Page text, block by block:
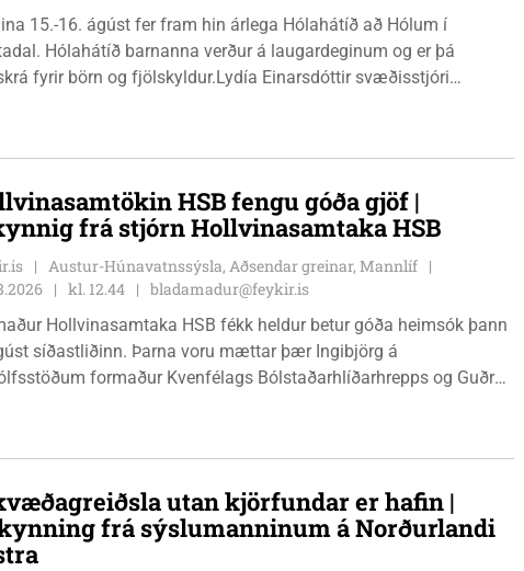
15.-16. ágúst fer fram hin árlega Hólahátíð að Hólum í
Hólahátíð barnanna verður á laugardeginum og er þá
fyrir börn og fjölskyldur.Lydía Einarsdóttir svæðisstjóri
HSB fengu góða gjöf |
frá stjórn Hollvinasamtaka HSB
Austur-Húnavatnssýsla, Aðsendar greinar, Mannlíf
kl. 12.44
bladamadur@feykir.is
Hollvinasamtaka HSB fékk heldur betur góða heimsók þann
síðastliðinn. Þarna voru mættar þær Ingibjörg á
formaður Kvenfélags Bólstaðarhlíðarhrepps og Guðrún
í aðstöðu sjúkraþjálfara.
utan kjörfundar er hafin |
frá sýslumanninum á Norðurlandi